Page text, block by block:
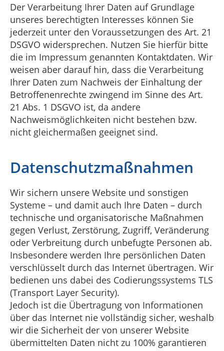
Der Verarbeitung Ihrer Daten auf Grundlage
unseres berechtigten Interesses können Sie
jederzeit unter den Voraussetzungen des Art. 21
DSGVO widersprechen. Nutzen Sie hierfür bitte
die im Impressum genannten Kontaktdaten. Wir
weisen aber darauf hin, dass die Verarbeitung
Ihrer Daten zum Nachweis der Einhaltung der
Betroffenenrechte zwingend im Sinne des Art.
21 Abs. 1 DSGVO ist, da andere
Nachweismöglichkeiten nicht bestehen bzw.
nicht gleichermaßen geeignet sind.
Datenschutzmaßnahmen
Wir sichern unsere Website und sonstigen
Systeme – und damit auch Ihre Daten – durch
technische und organisatorische Maßnahmen
gegen Verlust, Zerstörung, Zugriff, Veränderung
oder Verbreitung durch unbefugte Personen ab.
Insbesondere werden Ihre persönlichen Daten
verschlüsselt durch das Internet übertragen. Wir
bedienen uns dabei des Codierungssystems TLS
(Transport Layer Security).
Jedoch ist die Übertragung von Informationen
über das Internet nie vollständig sicher, weshalb
wir die Sicherheit der von unserer Website
übermittelten Daten nicht zu 100% garantieren